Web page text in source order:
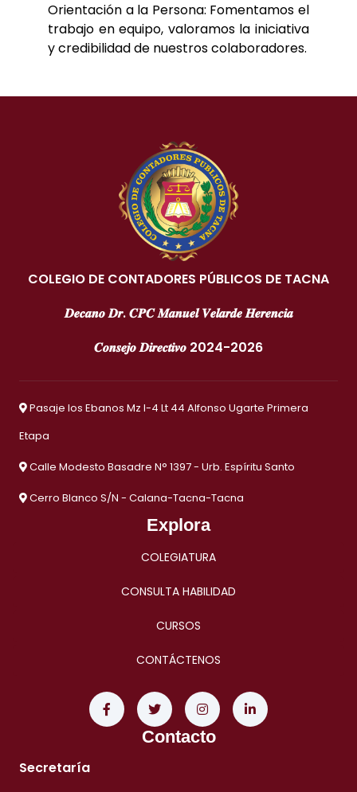
Orientación a la Persona: Fomentamos el
trabajo en equipo, valoramos la iniciativa
y credibilidad de nuestros colaboradores.
COLEGIO DE CONTADORES PÚBLICOS DE TACNA
𝑫𝒆𝒄𝒂𝒏𝒐 𝑫𝒓. 𝑪𝑷𝑪 𝑴𝒂𝒏𝒖𝒆𝒍 𝑽𝒆𝒍𝒂𝒓𝒅𝒆 𝑯𝒆𝒓𝒆𝒏𝒄𝒊𝒂
𝑪𝒐𝒏𝒔𝒆𝒋𝒐 𝑫𝒊𝒓𝒆𝒄𝒕𝒊𝒗𝒐 2024-2026
Pasaje los Ebanos Mz I-4 Lt 44 Alfonso Ugarte Primera
Etapa
Calle Modesto Basadre N° 1397 - Urb. Espíritu Santo
Cerro Blanco S/N - Calana-Tacna-Tacna
Explora
COLEGIATURA
CONSULTA HABILIDAD
CURSOS
CONTÁCTENOS
Contacto
Secretaría